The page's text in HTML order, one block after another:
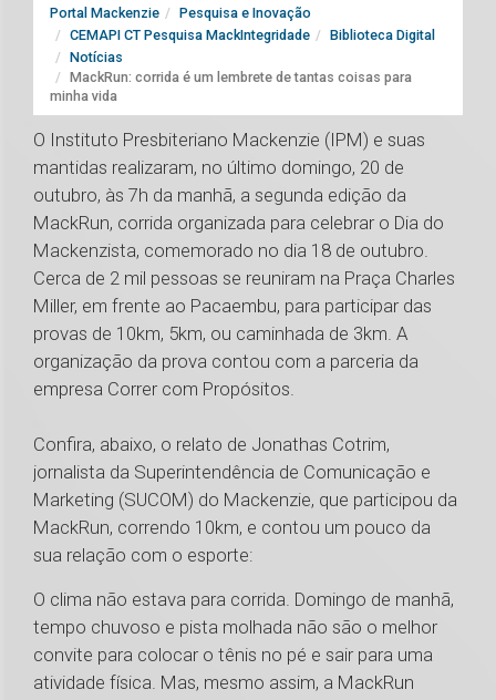
Portal Mackenzie
Pesquisa e Inovação
CEMAPI CT Pesquisa MackIntegridade
Biblioteca Digital
Notícias
MackRun: corrida é um lembrete de tantas coisas para
minha vida
O Instituto Presbiteriano Mackenzie (IPM) e suas
mantidas realizaram, no último domingo, 20 de
outubro, às 7h da manhã, a segunda edição da
MackRun, corrida organizada para celebrar o Dia do
Mackenzista, comemorado no dia 18 de outubro.
Cerca de 2 mil pessoas se reuniram na Praça Charles
Miller, em frente ao Pacaembu, para participar das
provas de 10km, 5km, ou caminhada de 3km. A
organização da prova contou com a parceria da
empresa Correr com Propósitos.
Confira, abaixo, o relato de Jonathas Cotrim,
jornalista da Superintendência de Comunicação e
Marketing (SUCOM) do Mackenzie, que participou da
MackRun, correndo 10km, e contou um pouco da
sua relação com o esporte:
O clima não estava para corrida. Domingo de manhã,
tempo chuvoso e pista molhada não são o melhor
convite para colocar o tênis no pé e sair para uma
atividade física. Mas, mesmo assim, a MackRun